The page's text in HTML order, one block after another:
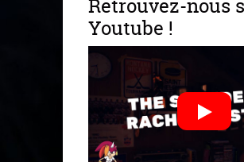
Retrouvez-nous
Youtube !